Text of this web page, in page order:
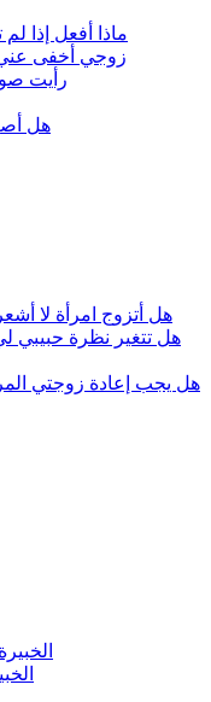
ماذا أفعل إذا
زوجي أخفى عني
رأيت
هل
هل أتزوج امرأة لا
هل تتغير نظرة حبيبي
هل يجب إعادة زوجتي